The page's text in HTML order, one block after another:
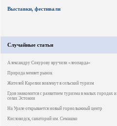
Выставки, фестивали
Случайные статьи
Александру Сокурову вручили «леопарда»
Природа меняет рынок
Жителей Карелии вовлекут в сельский туризм
Гдов знакомится с развитием туризма в малых городах и
селах Эстонии
На Урале открывается новый горнолыжный центр
Кисловодск, санаторий им. Семашко